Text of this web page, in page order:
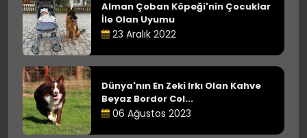
Alman Çoban Köpeği'nin Çocuklar
İle Olan Uyumu
23 Aralık 2022
Dünya'nın En Zeki Irkı Olan Kahve
Beyaz Bordor Col...
06 Ağustos 2023